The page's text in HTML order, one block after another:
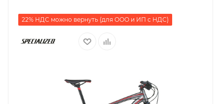
22% НДС можно вернуть (для ООО и ИП с НДС)